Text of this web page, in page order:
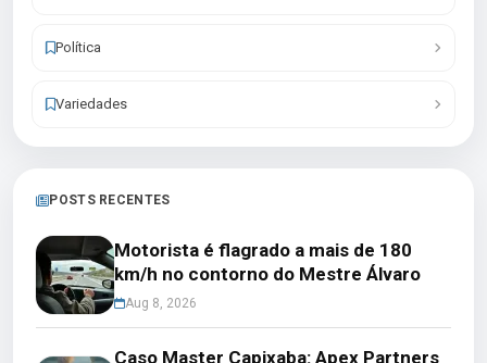
Política
Variedades
POSTS RECENTES
Motorista é flagrado a mais de 180
km/h no contorno do Mestre Álvaro
Aug 8, 2026
Caso Master Capixaba: Apex Partners